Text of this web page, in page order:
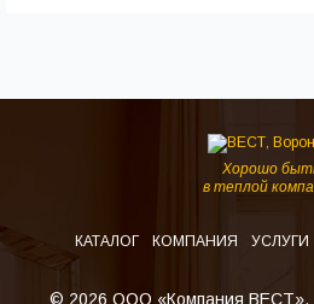
Хорошо
в теплой
КАТАЛОГ КОМПАНИЯ УСЛУГИ
© 2026 ООО «Компания ВЕСТ».